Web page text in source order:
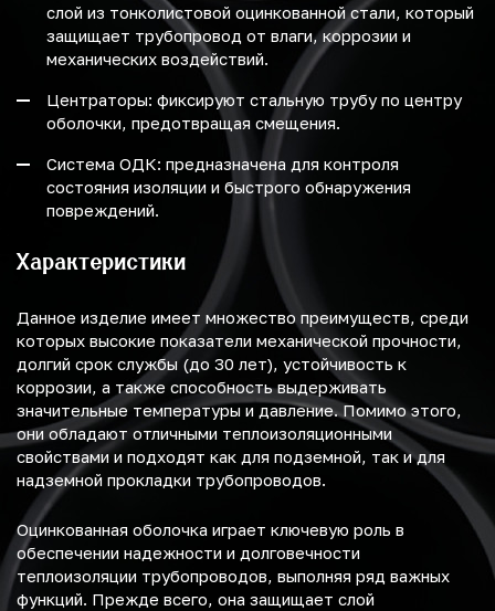
слой из тонколистовой оцинкованной стали, который
защищает трубопровод от влаги, коррозии и
механических воздействий.
Центраторы: фиксируют стальную трубу по центру
оболочки, предотвращая смещения.
Система ОДК: предназначена для контроля
состояния изоляции и быстрого обнаружения
повреждений.
Характеристики
Данное изделие имеет множество преимуществ, среди
которых высокие показатели механической прочности,
долгий срок службы (до 30 лет), устойчивость к
коррозии, а также способность выдерживать
значительные температуры и давление. Помимо этого,
они обладают отличными теплоизоляционными
свойствами и подходят как для подземной, так и для
надземной прокладки трубопроводов.
Оцинкованная оболочка играет ключевую роль в
обеспечении надежности и долговечности
теплоизоляции трубопроводов, выполняя ряд важных
функций. Прежде всего, она защищает слой